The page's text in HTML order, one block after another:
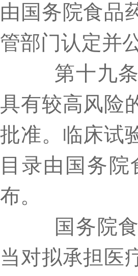
由国务院食品
管部门认定并
第十九条
具有较高风险
批准。临床试
目录由国务
布。
国务院食
当对拟承担医